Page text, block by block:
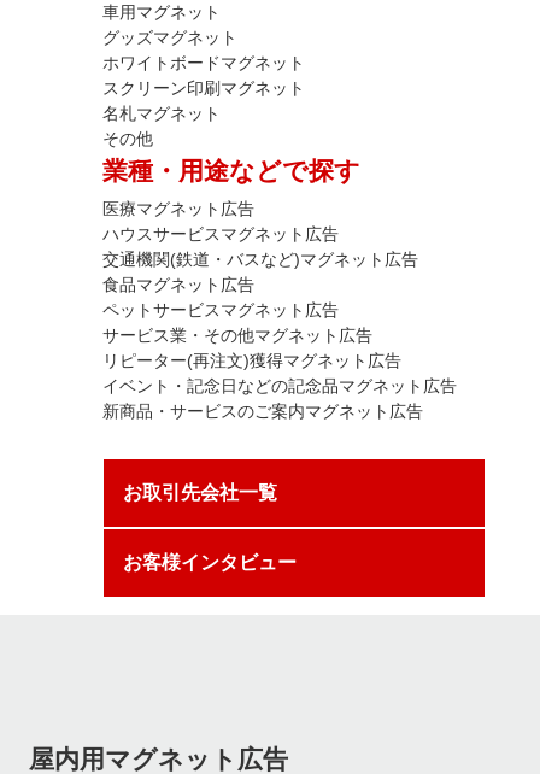
車用マグネット
グッズマグネット
ホワイトボードマグネット
スクリーン印刷マグネット
名札マグネット
その他
業種・用途などで探す
医療マグネット広告
ハウスサービスマグネット広告
交通機関(鉄道・バスなど)マグネット広告
食品マグネット広告
ペットサービスマグネット広告
サービス業・その他マグネット広告
リピーター(再注文)獲得マグネット広告
イベント・記念日などの記念品マグネット広告
新商品・サービスのご案内マグネット広告
お取引先会社一覧
お客様インタビュー
屋内用マグネット広告